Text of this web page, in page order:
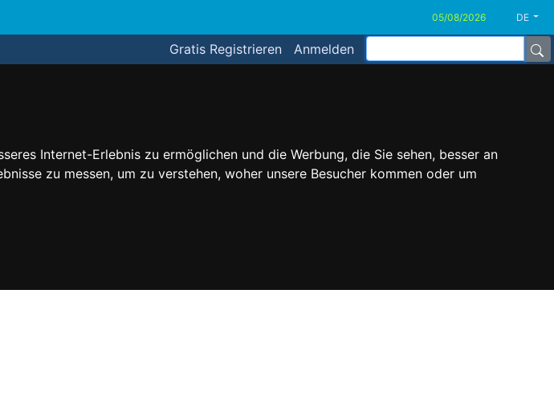
Internet-Erlebnis zu ermöglichen und die Werbung, die Sie sehen, besser an
zu messen, um zu verstehen, woher unsere Besucher kommen oder um
DE
Gratis Registrieren Anmelden